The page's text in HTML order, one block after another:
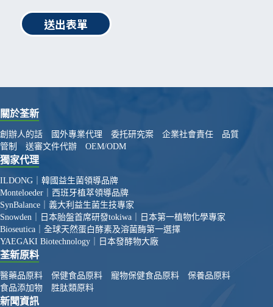
送出表單
關於荃新
創辦人的話 國外專業代理 委托研究案 企業社會責任
品質
管制
送審文件代辦 OEM/ODM
獨家代理
ILDONG｜韓國益生菌領導品牌
Monteloeder｜西班牙植萃領導品牌
SynBalance｜義大利益生菌生技專家
Snowden｜日本胎盤首席研發tokiwa｜日本第一植物化學專家
Bioseutica｜全球天然蛋白酵素及溶菌酶第一選擇
YAEGAKI Biotechnology｜日本發酵物大廠
荃新原料
醫藥品原料 保健食品原料 寵物保健食品原料
保養品原料
食品添加物
胜肽類原料
新聞資訊